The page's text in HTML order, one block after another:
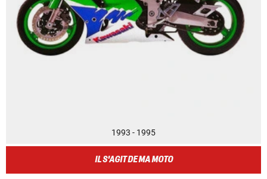
1993 - 1995
IL S'AGIT DE MA MOTO